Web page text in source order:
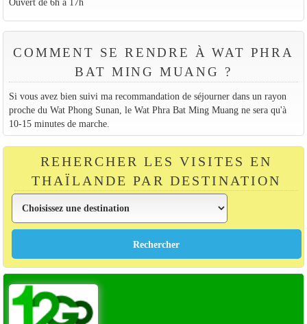
COMMENT SE RENDRE À WAT PHRA
BAT MING MUANG ?
Si vous avez bien suivi ma recommandation de séjourner dans un rayon
proche du Wat Phong Sunan, le Wat Phra Bat Ming Muang ne sera qu'à
10-15 minutes de marche.
REHERCHER LES VISITES EN
THAÏLANDE PAR DESTINATION